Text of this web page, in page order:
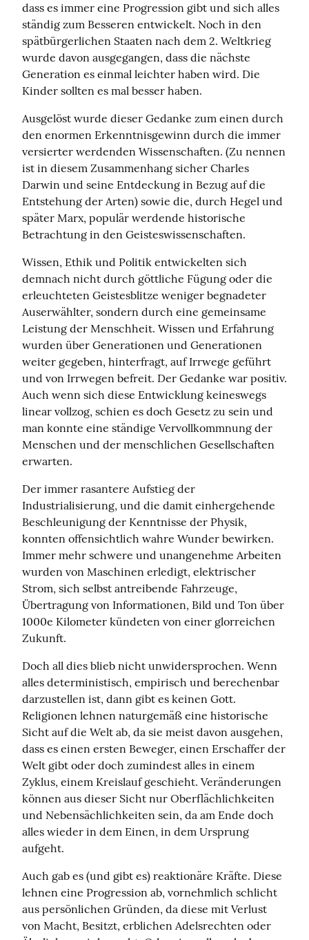
dass es immer eine Progression gibt und sich alles
ständig zum Besseren entwickelt. Noch in den
spätbürgerlichen Staaten nach dem 2. Weltkrieg
wurde davon ausgegangen, dass die nächste
Generation es einmal leichter haben wird. Die
Kinder sollten es mal besser haben.
Ausgelöst wurde dieser Gedanke zum einen durch
den enormen Erkenntnisgewinn durch die immer
versierter werdenden Wissenschaften. (Zu nennen
ist in diesem Zusammenhang sicher Charles
Darwin und seine Entdeckung in Bezug auf die
Entstehung der Arten) sowie die, durch Hegel und
später Marx, populär werdende historische
Betrachtung in den Geisteswissenschaften.
Wissen, Ethik und Politik entwickelten sich
demnach nicht durch göttliche Fügung oder die
erleuchteten Geistesblitze weniger begnadeter
Auserwählter, sondern durch eine gemeinsame
Leistung der Menschheit. Wissen und Erfahrung
wurden über Generationen und Generationen
weiter gegeben, hinterfragt, auf Irrwege geführt
und von Irrwegen befreit. Der Gedanke war positiv.
Auch wenn sich diese Entwicklung keineswegs
linear vollzog, schien es doch Gesetz zu sein und
man konnte eine ständige Vervollkommnung der
Menschen und der menschlichen Gesellschaften
erwarten.
Der immer rasantere Aufstieg der
Industrialisierung, und die damit einhergehende
Beschleunigung der Kenntnisse der Physik,
konnten offensichtlich wahre Wunder bewirken.
Immer mehr schwere und unangenehme Arbeiten
wurden von Maschinen erledigt, elektrischer
Strom, sich selbst antreibende Fahrzeuge,
Übertragung von Informationen, Bild und Ton über
1000e Kilometer kündeten von einer glorreichen
Zukunft.
Doch all dies blieb nicht unwidersprochen. Wenn
alles deterministisch, empirisch und berechenbar
darzustellen ist, dann gibt es keinen Gott.
Religionen lehnen naturgemäß eine historische
Sicht auf die Welt ab, da sie meist davon ausgehen,
dass es einen ersten Beweger, einen Erschaffer der
Welt gibt oder doch zumindest alles in einem
Zyklus, einem Kreislauf geschieht. Veränderungen
können aus dieser Sicht nur Oberflächlichkeiten
und Nebensächlichkeiten sein, da am Ende doch
alles wieder in dem Einen, in dem Ursprung
aufgeht.
Auch gab es (und gibt es) reaktionäre Kräfte. Diese
lehnen eine Progression ab, vornehmlich schlicht
aus persönlichen Gründen, da diese mit Verlust
von Macht, Besitzt, erblichen Adelsrechten oder